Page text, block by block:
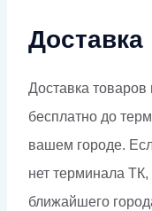
Доставка
Доставка товаров
бесплатно до
вашем городе.
нет терминала ТК,
ближайшего